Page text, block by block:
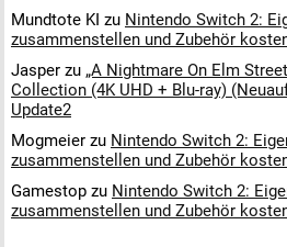
Mundtote KI zu Nintendo Switch 2:
zusammenstellen und Zubehör
Jasper zu „A Nightmare On Elm
Collection (4K UHD + Blu-ray)
Update2
Mogmeier zu Nintendo Switch 2:
zusammenstellen und Zubehör
Gamestop zu Nintendo Switch 2:
zusammenstellen und Zubehör